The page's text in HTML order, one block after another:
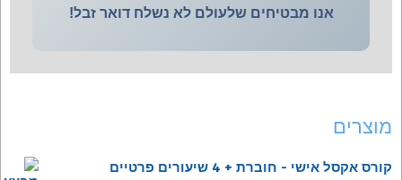
אנו מבטיחים שלעולם לא נשלח דואר זבל!
מוצרים
קורס אקסל אישי - חוברת + 4 שיעורים פרטיים